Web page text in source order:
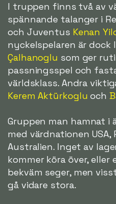
I truppen finns två av
spännande talanger i
och Juventus Kenan
nyckelspelaren är dock
Çalhanoglu som ger
passningsspel och
världsklass. Andra
Kerem Aktürkoglu och
Gruppen man hamnat i
med värdnationen USA,
Australien. Inget av
kommer köra över, eller
bekväm seger, men
gå vidare stora.